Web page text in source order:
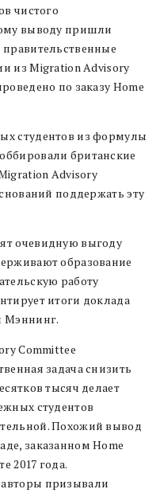
чистого
выводу пришли
из Migration Advisory
по заказу Home
студентов из формулы
британские
Advisory
поддержать эту
очевидную выгоду
образование
работу
итоги доклада
Мэннинг.
Committee
задача снизить
тысяч делает
студентов
Похожий вывод
заказанном Home
2017 года.
призывали